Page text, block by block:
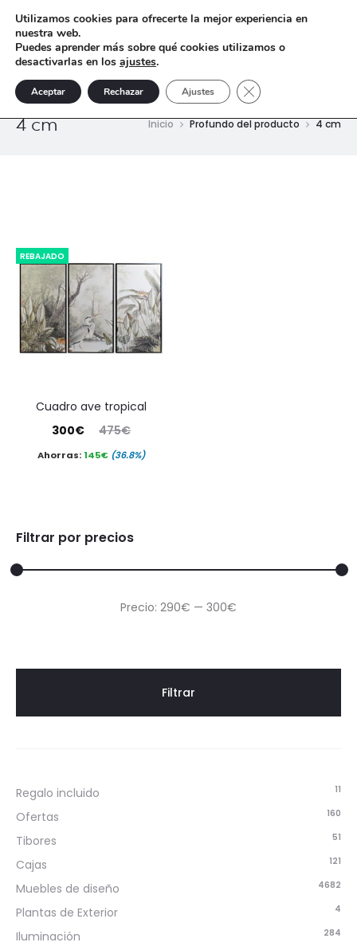
4 cm Inicio Profundo del producto 4 cm
REBAJADO
cuadro ave tropical
475€
El
precio
300€
precioAhorras:145€ (36.8%)
Filtrar por precios
Precio
Precio
Filtrar
Precio: 290€ — 300€
Regalo incluido 11
Ofertas 160
Tibores 51
Cajas 121
Muebles de diseño 4682
Plantas de Exterior 4
Iluminación 284
Utilizamos cookies para ofrecerte la mejor experiencia en
nuestra web.
Puedes aprender más sobre qué cookies utilizamos o
desactivarlas en los ajustes.
Aceptar Rechazar Ajustes Cerrar el banner de